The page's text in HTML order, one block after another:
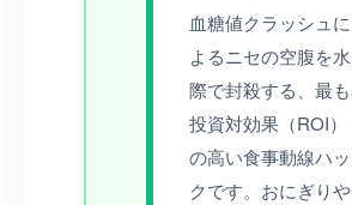
血糖値クラッシュに
よるニセの空腹を水
際で封殺する、最も
投資対効果（ROI）
の高い食事動線ハッ
クです。おにぎりや